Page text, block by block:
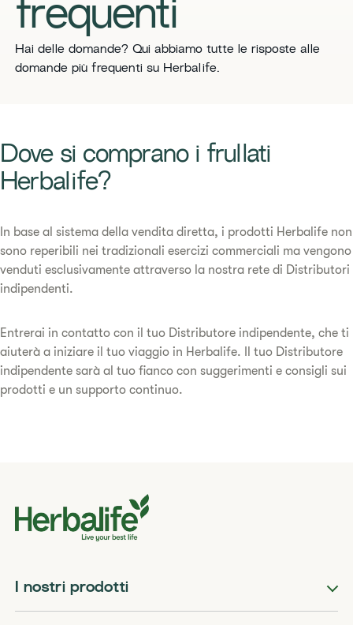
frequenti
​​Hai delle domande? Qui abbiamo tutte le risposte alle
domande più frequenti su Herbalife.​
​​Dove si comprano i frullati
Herbalife?​
In base al sistema della vendita diretta, i prodotti Herbalife non
sono reperibili nei tradizionali esercizi commerciali ma vengono
venduti esclusivamente attraverso la nostra rete di Distributori
indipendenti.
Entrerai in contatto con il tuo Distributore indipendente, che ti
aiuterà a iniziare il tuo viaggio in Herbalife. Il tuo Distributore
indipendente sarà al tuo fianco con suggerimenti e consigli sui
prodotti e un supporto continuo.
I nostri prodotti